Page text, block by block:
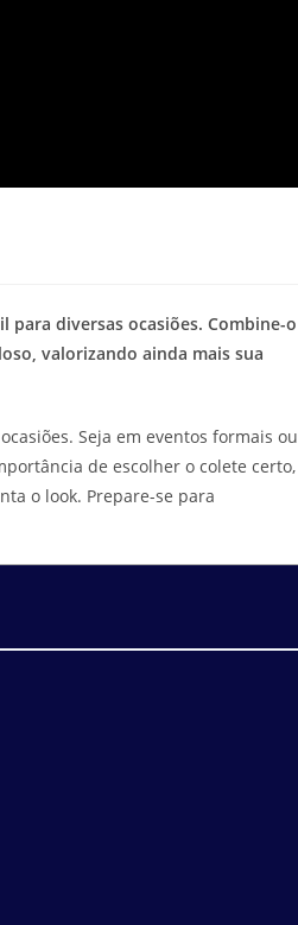
para diversas ocasiões. Combine-o
valorizando ainda mais sua
Seja em eventos formais ou
de escolher o colete certo,
o look. Prepare-se para